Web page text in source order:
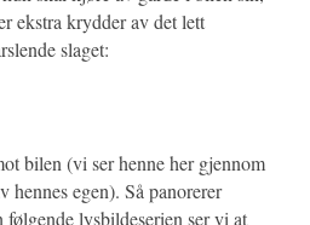
ekstra krydder av det lett
slaget:
bilen (vi ser henne her gjennom
hennes egen). Så panorerer
lysbildeserien ser vi at